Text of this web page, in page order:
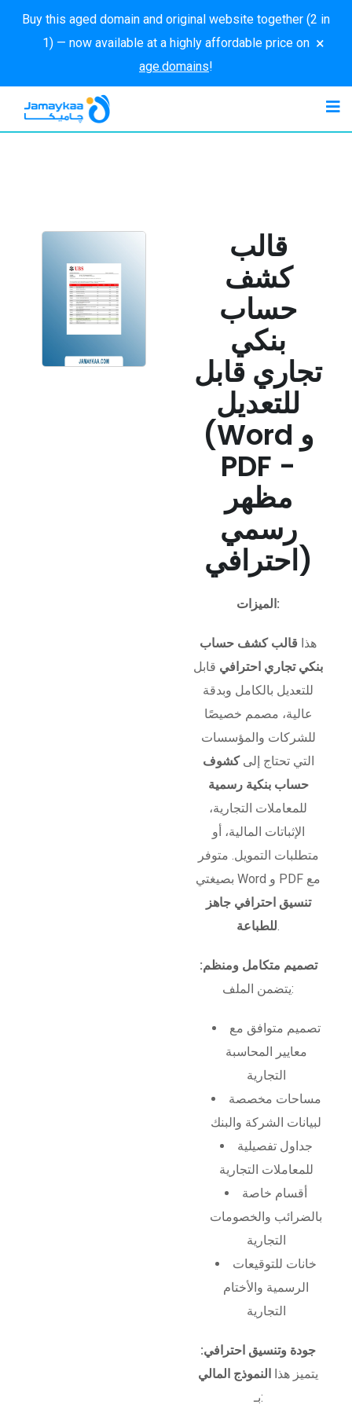
Buy this aged domain and original website together (2 in
1) — now available at a highly affordable price on
age.domains!
×
قالب
كشف
حساب
بنكي
تجاري قابل
للتعديل
(Word و
PDF -
مظهر
رسمي
احترافي)
الميزات:
هذا قالب كشف حساب
بنكي تجاري احترافي قابل
للتعديل بالكامل وبدقة
عالية، مصمم خصيصًا
للشركات والمؤسسات
التي تحتاج إلىكشوف
حساب بنكية رسمية
للمعاملات التجارية،
الإثباتات المالية، أو
متطلبات التمويل. متوفر
بصيغتي Word و PDF مع
تنسيق احترافي جاهز
للطباعة.
تصميم متكامل ومنظم:
يتضمن الملف:
تصميم متوافق مع
معايير المحاسبة
التجارية
مساحات مخصصة
لبيانات الشركة والبنك
جداول تفصيلية
للمعاملات التجارية
أقسام خاصة
بالضرائب والخصومات
التجارية
خانات للتوقيعات
الرسمية والأختام
التجارية
جودة وتنسيق احترافي:
يتميز هذا
النموذج المالي
بـ: